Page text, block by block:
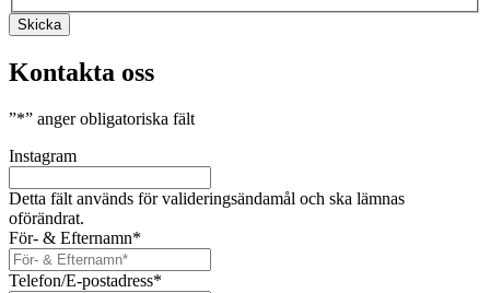
Skicka
Kontakta oss
”*” anger obligatoriska fält
Instagram
Detta fält används för valideringsändamål och ska lämnas
oförändrat.
För- & Efternamn*
Telefon/E-postadress*